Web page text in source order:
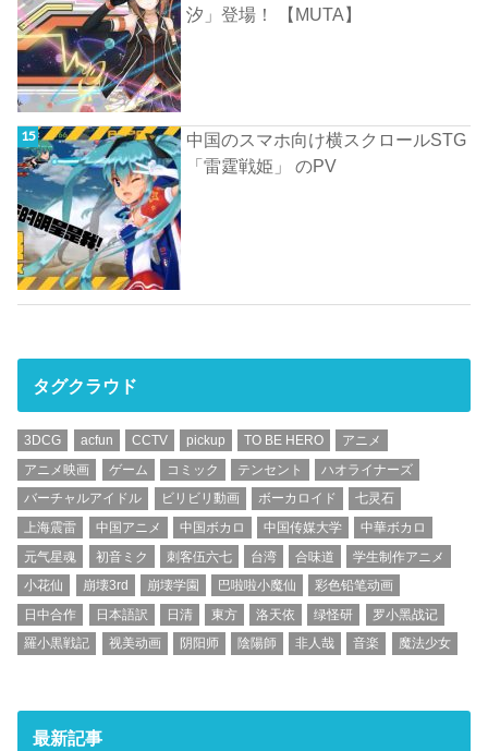
汐」登場！ 【MUTA】
中国のスマホ向け横スクロールSTG
「雷霆戦姫」 のPV
タグクラウド
3DCG acfun CCTV pickup TO BE HERO
アニメ
アニメ映画
ゲーム コミック テンセント
ハオライナーズ
バーチャルアイドル
ビリビリ動画 ボーカロイド
七灵石
上海震雷
中国アニメ 中国ボカロ 中国传媒大学
中華ボカロ
元气星魂
初音ミク 刺客伍六七 台湾 合味道
学生制作アニメ
小花仙
崩壊3rd 崩壊学園 巴啦啦小魔仙
彩色铅笔动画
日中合作
日本語訳 日清 東方 洛天依 绿怪研
罗小黑战记
羅小黒戦記
视美动画 阴阳师 陰陽師 非人哉 音楽 魔法少女
最新記事